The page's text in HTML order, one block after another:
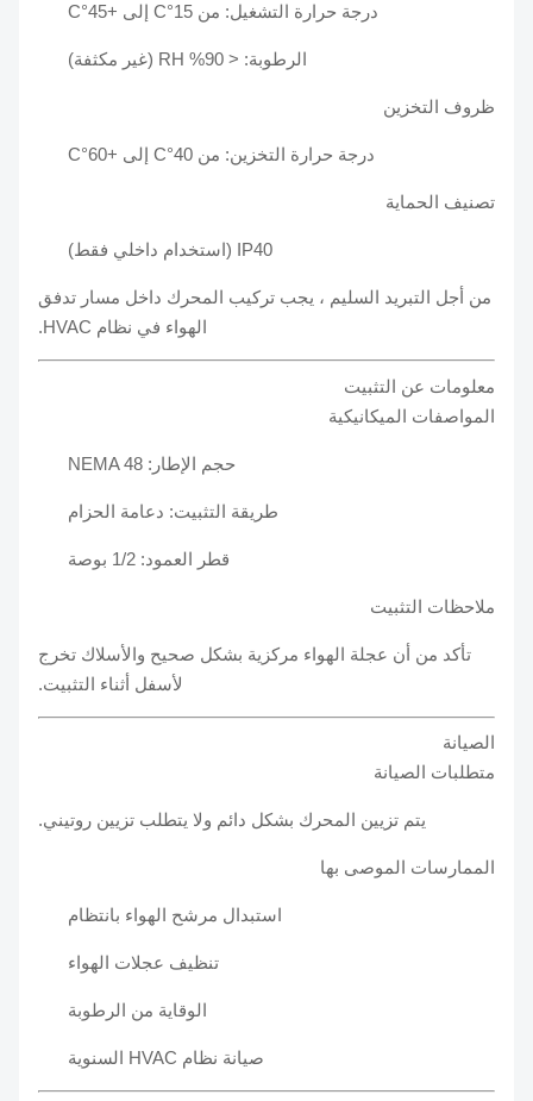
درجة حرارة التشغيل: من 15°C إلى +45°C
الرطوبة: < 90% RH (غير مكثفة)
ظروف التخزين
درجة حرارة التخزين: من 40°C إلى +60°C
تصنيف الحماية
من أجل التبريد السليم ، يجب تركيب المحرك داخل مسار تدفق
الهواء في نظام HVAC.
معلومات عن التثبيت
المواصفات الميكانيكية
حجم الإطار: NEMA 48
طريقة التثبيت: دعامة الحزام
قطر العمود: 1/2 بوصة
ملاحظات التثبيت
تأكد من أن عجلة الهواء مركزية بشكل صحيح والأسلاك تخرج
لأسفل أثناء التثبيت.
الصيانة
متطلبات الصيانة
يتم تزيين المحرك بشكل دائم ولا يتطلب تزيين روتيني.
الممارسات الموصى بها
استبدال مرشح الهواء بانتظام
تنظيف عجلات الهواء
الوقاية من الرطوبة
صيانة نظام HVAC السنوية